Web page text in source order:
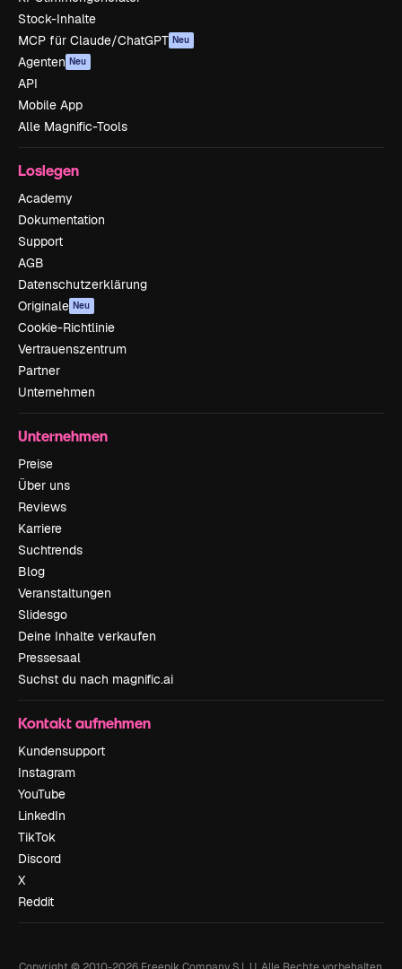
Stock-Inhalte
MCP für Claude/ChatGPT Neu
Agenten Neu
API
Mobile App
Alle Magnific-Tools
Loslegen
Academy
Dokumentation
Support
AGB
Datenschutzerklärung
Originale Neu
Cookie-Richtlinie
Vertrauenszentrum
Partner
Unternehmen
Unternehmen
Preise
Über uns
Reviews
Karriere
Suchtrends
Blog
Veranstaltungen
Slidesgo
Deine Inhalte verkaufen
Pressesaal
Suchst du nach magnific.ai
Kontakt aufnehmen
Kundensupport
Instagram
YouTube
LinkedIn
TikTok
Discord
X
Reddit